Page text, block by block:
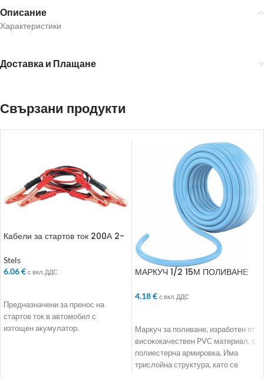
Описание
Характеристики
Доставка и Плащане
Свързани продукти
Кабели за стартов ток 200А 2-
Stels
6.06€ с вкл. ДДС
Предназначени за пренос на
стартов ток в автомобил с
изтощен акумулатор.
МАРКУЧ 1/2 15М ПОЛИВАНЕ
4.18€ с вкл. ДДС
Маркуч за поливане, изработен от
висококачествен PVC материал, с
полиестерна армировка. Има
трислойна структура, като се